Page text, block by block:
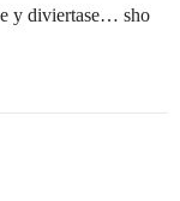
y diviertase… sho